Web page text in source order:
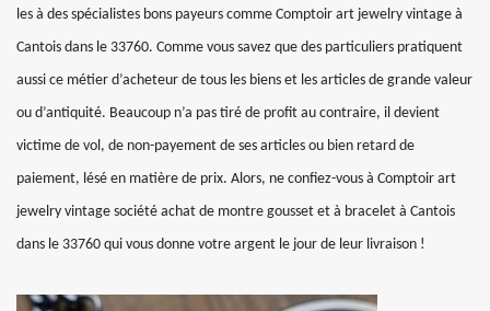
les à des spécialistes bons payeurs comme Comptoir art jewelry vintage à
Cantois dans le 33760. Comme vous savez que des particuliers pratiquent
aussi ce métier d’acheteur de tous les biens et les articles de grande valeur
ou d’antiquité. Beaucoup n’a pas tiré de profit au contraire, il devient
victime de vol, de non-payement de ses articles ou bien retard de
paiement, lésé en matière de prix. Alors, ne confiez-vous à Comptoir art
jewelry vintage société achat de montre gousset et à bracelet à Cantois
dans le 33760 qui vous donne votre argent le jour de leur livraison !